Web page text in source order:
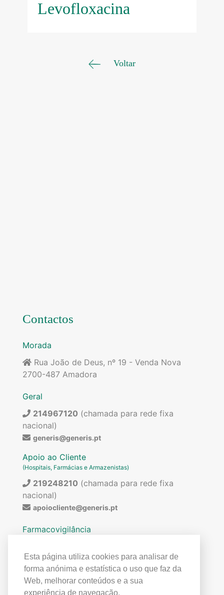
Esta página utiliza cookies para analisar de
forma anónima e estatística o uso que faz da
Web, melhorar conteúdos e a sua
experiência de navegação.
Levofloxacina
Voltar
Contactos
Morada
Rua João de Deus, nº 19 - Venda Nova
2700-487 Amadora
Geral
214967120 (chamada para rede fixa
nacional)
generis@generis.pt
Apoio ao Cliente
(Hospitais, Farmácias e Armazenistas)
219248210 (chamada para rede fixa
nacional)
apoiocliente@generis.pt
Farmacovigilância
medicamentos ou para qualquer assunto relacionado
com farmacovigilância (ex: reações adversas)
contactar:
219849300(chamada para rede fixa